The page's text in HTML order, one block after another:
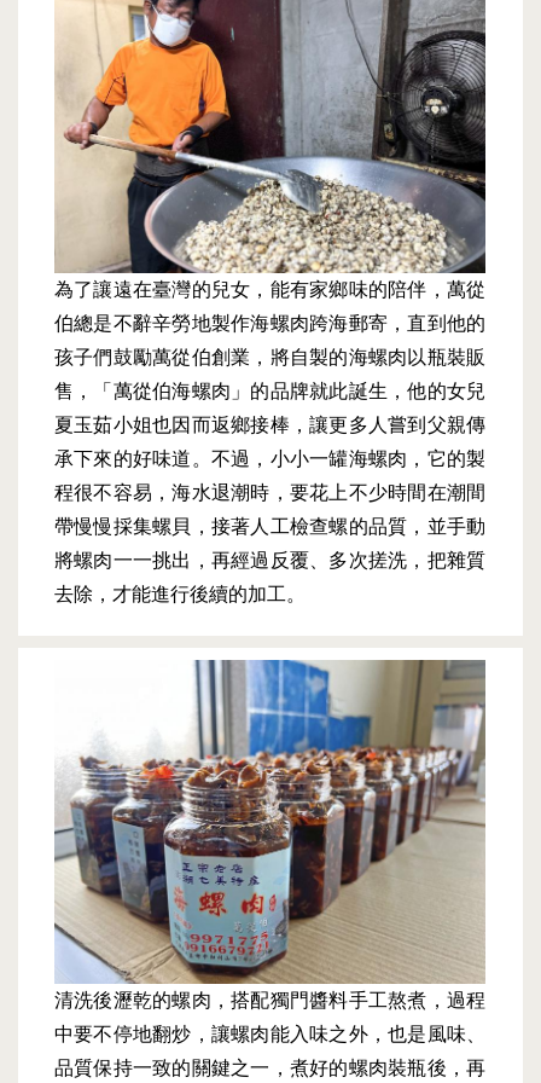
為了讓遠在臺灣的兒女，能有家鄉味的陪伴，萬從
伯總是不辭辛勞地製作海螺肉跨海郵寄，直到他的
孩子們鼓勵萬從伯創業，將自製的海螺肉以瓶裝販
售，「萬從伯海螺肉」的品牌就此誕生，他的女兒
夏玉茹小姐也因而返鄉接棒，讓更多人嘗到父親傳
承下來的好味道。不過，小小一罐海螺肉，它的製
程很不容易，海水退潮時，要花上不少時間在潮間
帶慢慢採集螺貝，接著人工檢查螺的品質，並手動
將螺肉一一挑出，再經過反覆、多次搓洗，把雜質
去除，才能進行後續的加工。
清洗後瀝乾的螺肉，搭配獨門醬料手工熬煮，過程
中要不停地翻炒，讓螺肉能入味之外，也是風味、
品質保持一致的關鍵之一，煮好的螺肉裝瓶後，再